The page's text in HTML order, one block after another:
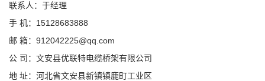
联系人：于经理
手 机：15128683888
邮 箱：912042225@qq.com
公 司：文安县优联特电缆桥架有限公司
地 址：河北省文安县新镇镇鹿町工业区